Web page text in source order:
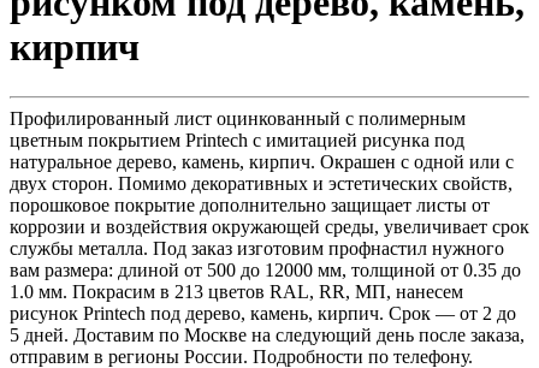
кирпич
Профилированный лист оцинкованный с полимерным
цветным покрытием Printech с имитацией рисунка под
натуральное дерево, камень, кирпич. Окрашен с одной или с
двух сторон. Помимо декоративных и эстетических свойств,
порошковое покрытие дополнительно защищает листы от
коррозии и воздействия окружающей среды, увеличивает срок
службы металла. Под заказ изготовим профнастил нужного
вам размера: длиной от 500 до 12000 мм, толщиной от 0.35 до
1.0 мм. Покрасим в 213 цветов RAL, RR, МП, нанесем
рисунок Printech под дерево, камень, кирпич. Срок — от 2 до
5 дней. Доставим по Москве на следующий день после заказа,
отправим в регионы России. Подробности по телефону.